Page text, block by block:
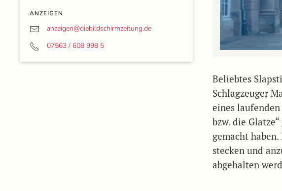
ANZEIGEN
anzeigen@diebildschirmzeitung.de
07563 / 608 998 5
Beliebtes
Schlagzeuger
eines
bzw. die
gemacht
stecken und
abgehalten